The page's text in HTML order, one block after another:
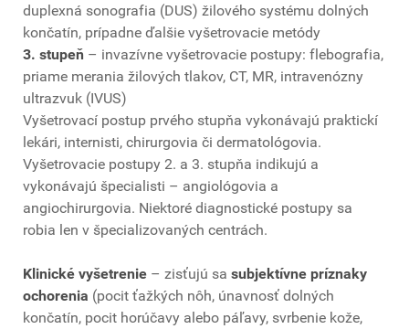
duplexná sonografia (DUS) žilového systému dolných
končatín, prípadne ďalšie vyšetrovacie metódy
3. stupeň – invazívne vyšetrovacie postupy: flebografia,
priame merania žilových tlakov, CT, MR, intravenózny
ultrazvuk (IVUS)
Vyšetrovací postup prvého stupňa vykonávajú praktickí
lekári, internisti, chirurgovia či dermatológovia.
Vyšetrovacie postupy 2. a 3. stupňa indikujú a
vykonávajú špecialisti – angiológovia a
angiochirurgovia. Niektoré diagnostické postupy sa
robia len v špecializovaných centrách.
Klinické vyšetrenie – zisťujú sa subjektívne príznaky
ochorenia (pocit ťažkých nôh, únavnosť dolných
končatín, pocit horúčavy alebo páľavy, svrbenie kože,